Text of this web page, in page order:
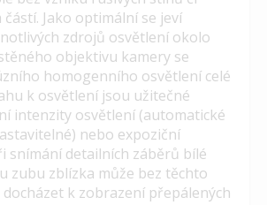
Jako optimální se jeví
zdrojů osvětlení okolo
objektivu kamery se
homogenního osvětlení celé
k osvětlení jsou užitečné
intenzity osvětlení (automatické
nebo expoziční
snímání detailních záběrů bílé
zubu zblízka může bez těchto
k zobrazení přepálených